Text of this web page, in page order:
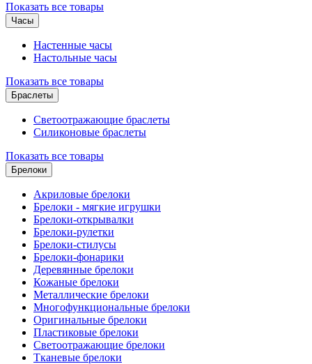
Показать все товары
Часы
Настенные часы
Настольные часы
Показать все товары
Браслеты
Светоотражающие браслеты
Силиконовые браслеты
Показать все товары
Брелоки
Акриловые брелоки
Брелоки - мягкие игрушки
Брелоки-открывалки
Брелоки-рулетки
Брелоки-стилусы
Брелоки-фонарики
Деревянные брелоки
Кожаные брелоки
Металлические брелоки
Многофункциональные брелоки
Оригинальные брелоки
Пластиковые брелоки
Светоотражающие брелоки
Тканевые брелоки